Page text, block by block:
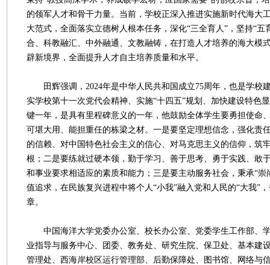
的领军人才和骨干力量。当前，学校正深入推进实施新时代海大
大范式，全面落实立德树人根本任务，深化“三全育人”，坚持“五
合、科教融汇、中外融通、文教融铸，在打造人才培养的海大模
辟新境界，全面提升人才自主培养质量和水平。
田辉强调，2024年是中华人民共和国成立75周年，也是学校
实学校第十一次党代会精神、实施“十四五”规划、加快建设特色
键一年，是具有里程碑意义的一年，他鼓励全体学生要勇担使命
可堪大用、能担重任的栋梁之材。一是要坚定理想信念，强化责
的信赖、对中国特色社会主义的信心、对马克思主义的信仰，筑
根；二是要练就过硬本领，勤于学习、善于思考、勇于实践、敢
和事业要求相适应的素质和能力；三是要主动服务社会，秉承“崇
值追求，在民族复兴进程中将个人“小我”融入党和人民的“大我”
章。
中国海洋大学党委办公室、校长办公室、党委学生工作部、
业指导与服务中心、团委、教务处、研究生院、保卫处、基本建
管理处、西海岸校区运行管理部、后勤保障处、图书馆、网络与